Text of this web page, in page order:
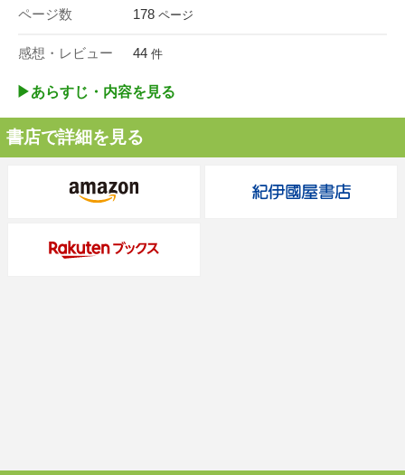
ページ数 178 ページ
感想・レビュー 44 件
▶︎あらすじ・内容を見る
書店で詳細を見る